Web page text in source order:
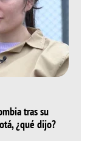
tras su
¿qué dijo?